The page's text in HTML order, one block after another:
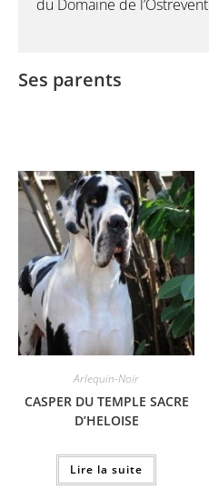
du Domaine de l’Ostrevent
Ses parents
Arlequin-Noir
CASPER DU TEMPLE SACRE
D’HELOISE
Lire la suite